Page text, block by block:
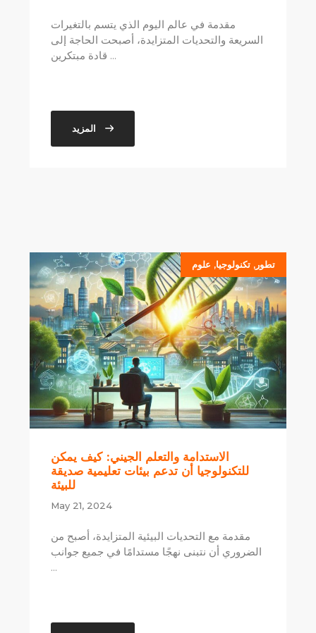
مقدمة في عالم اليوم الذي يتسم بالتغيرات
السريعة والتحديات المتزايدة، أصبحت الحاجة إلى
قادة مبتكرين ...
المزيد
تطور , تكنولوجيا, علوم
الاستدامة والتعلم الجيني: كيف يمكن
للتكنولوجيا أن تدعم بيئات تعليمية صديقة
للبيئة
May 21, 2024
مقدمة مع التحديات البيئية المتزايدة، أصبح من
الضروري أن نتبنى نهجًا مستدامًا في جميع جوانب
...